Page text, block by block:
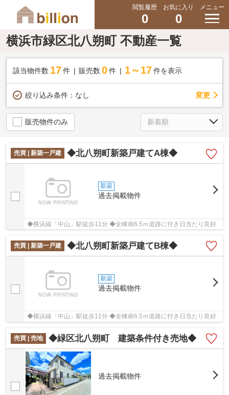
閲覧履歴
0
お気に入り
0
メニュー
横浜市緑区北八朔町 不動産一覧
該当物件数 17件 販売数 0 件 1～17 件を表示
絞り込み条件： なし 変更
販売物件のみ
売買 | 新築一戸建 ◆北八朔町新築戸建てA棟◆
新築
過去掲載物件
◆横浜線「中山」駅徒歩11分 ◆全棟南6.5ｍ道路に付き日当たり良好
売買 | 新築一戸建 ◆北八朔町新築戸建てB棟◆
新築
過去掲載物件
◆横浜線「中山」駅徒歩11分 ◆全棟南6.5ｍ道路に付き日当たり良好
売買 | 売地 ◆緑区北八朔町 建築条件付き売地◆
過去掲載物件